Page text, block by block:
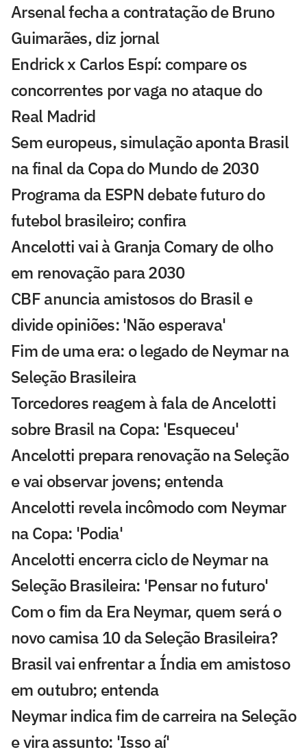
Arsenal fecha a contratação de Bruno
Guimarães, diz jornal
Endrick x Carlos Espí: compare os
concorrentes por vaga no ataque do
Real Madrid
Sem europeus, simulação aponta Brasil
na final da Copa do Mundo de 2030
Programa da ESPN debate futuro do
futebol brasileiro; confira
Ancelotti vai à Granja Comary de olho
em renovação para 2030
CBF anuncia amistosos do Brasil e
divide opiniões: 'Não esperava'
Fim de uma era: o legado de Neymar na
Seleção Brasileira
Torcedores reagem à fala de Ancelotti
sobre Brasil na Copa: 'Esqueceu'
Ancelotti prepara renovação na Seleção
e vai observar jovens; entenda
Ancelotti revela incômodo com Neymar
na Copa: 'Podia'
Ancelotti encerra ciclo de Neymar na
Seleção Brasileira: 'Pensar no futuro'
Com o fim da Era Neymar, quem será o
novo camisa 10 da Seleção Brasileira?
Brasil vai enfrentar a Índia em amistoso
em outubro; entenda
Neymar indica fim de carreira na Seleção
e vira assunto: 'Isso aí'